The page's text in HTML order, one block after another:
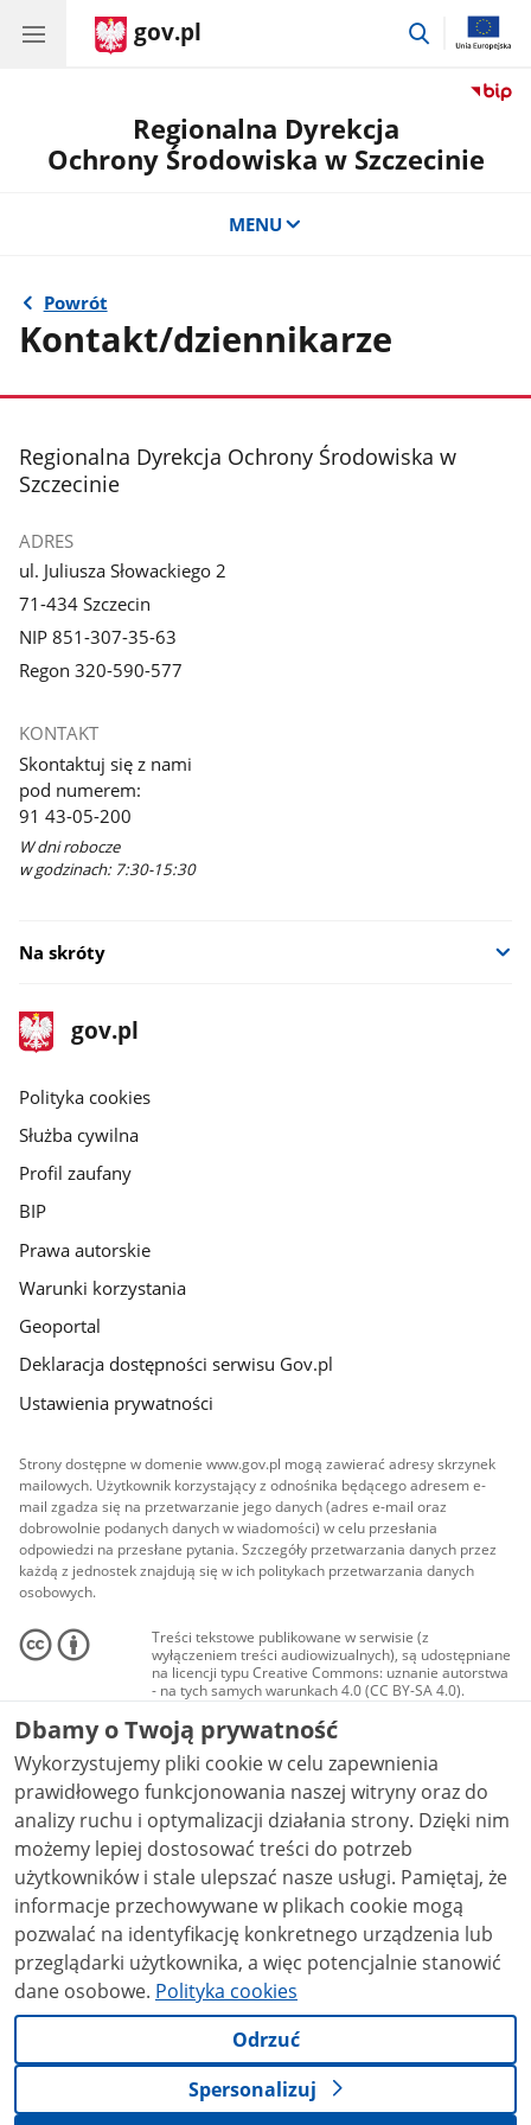
gov.pl
przejdź
Regionalna Dyrekcja
Ochrony Środowiska w Szczecinie
MENU
Powrót
Kontakt/dziennikarze
stopka
Regionalna Dyrekcja Ochrony Środowiska w
Szczecinie
ADRES
ul. Juliusza Słowackiego 2
71-434 Szczecin
NIP 851-307-35-63
Regon 320-590-577
KONTAKT
Skontaktuj się z nami
pod numerem:
91 43-05-200
W dni robocze
w godzinach: 7:30-15:30
Na skróty
stopka
gov.pl
Strona
gov.pl
gov.pl
Polityka cookies
Służba cywilna
Profil zaufany
BIP
Prawa autorskie
Warunki korzystania
Geoportal
Deklaracja dostępności serwisu Gov.pl
Ustawienia prywatności
Strony dostępne w domenie www.gov.pl mogą zawierać adresy skrzynek
mailowych. Użytkownik korzystający z odnośnika będącego adresem e-
mail zgadza się na przetwarzanie jego danych (adres e-mail oraz
dobrowolnie podanych danych w wiadomości) w celu przesłania
odpowiedzi na przesłane pytania. Szczegóły przetwarzania danych przez
każdą z jednostek znajdują się w ich politykach przetwarzania danych
osobowych.
Treści tekstowe publikowane w serwisie (z
wyłączeniem treści audiowizualnych), są udostępniane
na licencji typu Creative Commons: uznanie autorstwa
- na tych samych warunkach 4.0 (CC BY-SA 4.0).
Materiały audiowizualne, w tym zdjęcia, materiały
audio i wideo, są udostępniane na licencji typu
Creative Commons: uznanie autorstwa użycie
niekomercyjne - bez utworów zależnych 4.0 (CC BY-
NC-ND 4.0), o ile nie jest to stwierdzone inaczej.
Dbamy o Twoją prywatność
Wykorzystujemy pliki cookie w celu zapewnienia
prawidłowego funkcjonowania naszej witryny oraz do
analizy ruchu i optymalizacji działania strony. Dzięki nim
możemy lepiej dostosować treści do potrzeb
użytkowników i stale ulepszać nasze usługi. Pamiętaj, że
informacje przechowywane w plikach cookie mogą
pozwalać na identyfikację konkretnego urządzenia lub
przeglądarki użytkownika, a więc potencjalnie stanowić
dane osobowe. Polityka cookies
Odrzuć
Spersonalizuj